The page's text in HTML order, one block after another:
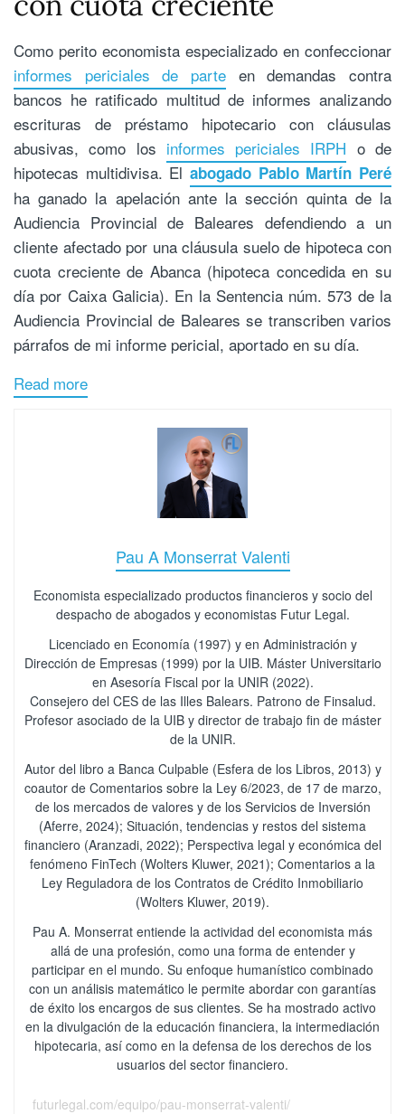
Como perito economista especializado en confeccionar
informes periciales de parte en demandas contra
bancos he ratificado multitud de informes analizando
escrituras de préstamo hipotecario con cláusulas
abusivas, como los informes periciales IRPH o de
hipotecas multidivisa. El abogado Pablo Martín Peré
ha ganado la apelación ante la sección quinta de la
Audiencia Provincial de Baleares defendiendo a un
cliente afectado por una cláusula suelo de hipoteca con
cuota creciente de Abanca (hipoteca concedida en su
día por Caixa Galicia). En la Sentencia núm. 573 de la
Audiencia Provincial de Baleares se transcriben varios
párrafos de mi informe pericial, aportado en su día.
Read more
Pau A Monserrat Valenti
Economista especializado productos financieros y socio del
despacho de abogados y economistas Futur Legal.
Licenciado en Economía (1997) y en Administración y
Dirección de Empresas (1999) por la UIB. Máster Universitario
en Asesoría Fiscal por la UNIR (2022).
Consejero del CES de las Illes Balears. Patrono de Finsalud.
Profesor asociado de la UIB y director de trabajo fin de máster
de la UNIR.
Autor del libro a Banca Culpable (Esfera de los Libros, 2013) y
coautor de Comentarios sobre la Ley 6/2023, de 17 de marzo,
de los mercados de valores y de los Servicios de Inversión
(Aferre, 2024); Situación, tendencias y restos del sistema
financiero (Aranzadi, 2022); Perspectiva legal y económica del
fenómeno FinTech (Wolters Kluwer, 2021); Comentarios a la
Ley Reguladora de los Contratos de Crédito Inmobiliario
(Wolters Kluwer, 2019).
Pau A. Monserrat entiende la actividad del economista más
allá de una profesión, como una forma de entender y
participar en el mundo. Su enfoque humanístico combinado
con un análisis matemático le permite abordar con garantías
de éxito los encargos de sus clientes. Se ha mostrado activo
en la divulgación de la educación financiera, la intermediación
hipotecaria, así como en la defensa de los derechos de los
usuarios del sector financiero.
futurlegal.com/equipo/pau-monserrat-valenti/